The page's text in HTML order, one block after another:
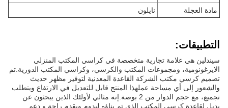
مادة العجلة
نايلون
التطبيقات:
سيندلين هي علامة تجارية متخصصة في كراسي المكتب المنزلي
الايرغونومية، ومجموعات المكتب والكرسي، وكراسي المكتب الدورية.تم
تصميم كرسي مكتب الشركة القاعدة المعدنية لتوفير مظهر حديث
والشعور إلى أي مساحة عملهذا المنتج قابل للتعديل في الارتفاع ويتطلب
تجميع، مع حجم الدوار من 2 بوصة.إنه مثالي لأولئك الذين يبحثون عن
بديل لقاعدة كرسي المكتب الذي تم بناؤه ليدوم ويقدم راحة و دعم